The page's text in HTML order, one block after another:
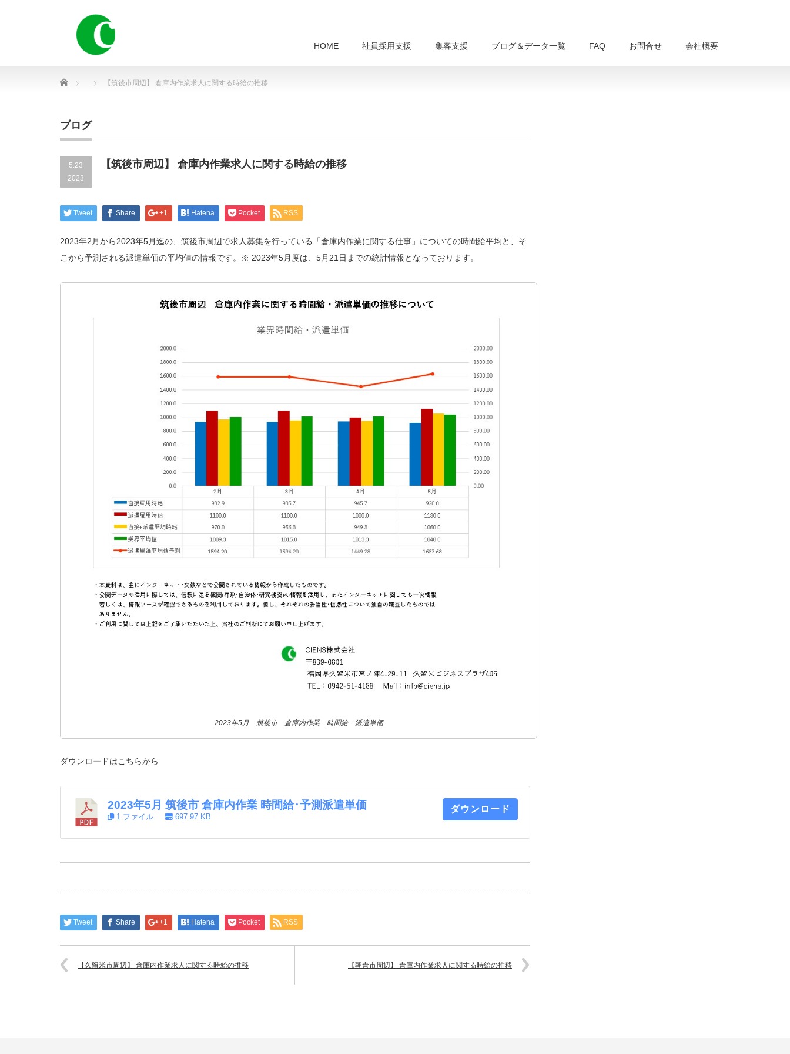
HOME 社員採用支援 集客支援 ブログ＆データ一覧 FAQ お問合せ 会社概要
Home 【筑後市周辺】 倉庫内作業求人に関する時給の推移
ブログ
5.23
2023
【筑後市周辺】 倉庫内作業求人に関する時給の推移
Tweet Share +1 Hatena Pocket RSS
2023年2月から2023年5月迄の、筑後市周辺で求人募集を行っている「倉庫内作業に関する仕事」についての時間給平均と、そ
こから予測される派遣単価の平均値の情報です。※ 2023年5月度は、5月21日までの統計情報となっております。
2023年5月 筑後市 倉庫内作業 時間給 派遣単価
ダウンロードはこちらから
2023年5月 筑後市 倉庫内作業 時間給･予測派遣単価
1 ファイル 697.97 KB
ダウンロード
Tweet Share +1 Hatena Pocket RSS
【久留米市周辺】 倉庫内作業求人に関する時給の推移 【朝倉市周辺】 倉庫内作業求人に関する時給の推移